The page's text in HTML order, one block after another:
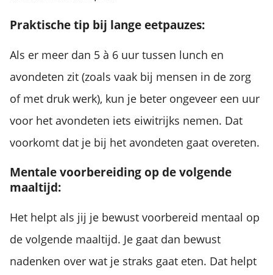
Praktische tip bij lange eetpauzes:
Als er meer dan 5 à 6 uur tussen lunch en
avondeten zit (zoals vaak bij mensen in de zorg
of met druk werk), kun je beter ongeveer een uur
voor het avondeten iets eiwitrijks nemen. Dat
voorkomt dat je bij het avondeten gaat overeten.
Mentale voorbereiding op de volgende
maaltijd:
Het helpt als jij je bewust voorbereid mentaal op
de volgende maaltijd. Je gaat dan bewust
nadenken over wat je straks gaat eten. Dat helpt